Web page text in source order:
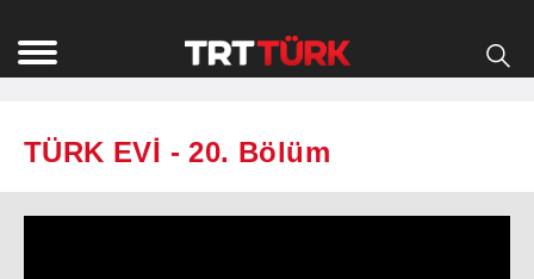
TÜRK EVİ - 20. Bölüm